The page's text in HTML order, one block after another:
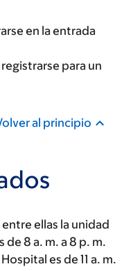
en la entrada
para un
al principio
ellas la unidad
8 a. m. a 8 p. m.
es de 11 a. m.